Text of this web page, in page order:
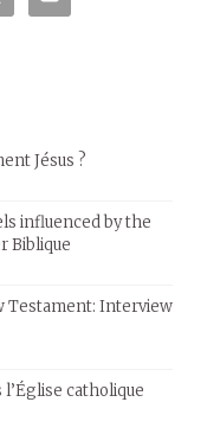
Jésus ?
influenced by the
Biblique
Testament: Interview
catholique